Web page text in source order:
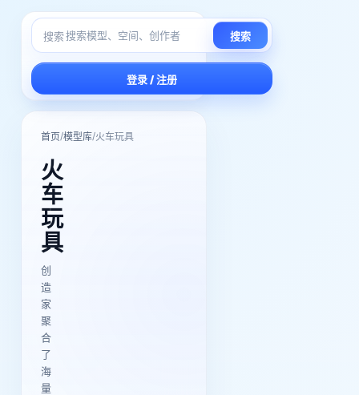
搜索 搜索
登录 / 注册
首页/模型库/火车玩具
火
车
玩
具
创
造
家
聚
合
了
海
量